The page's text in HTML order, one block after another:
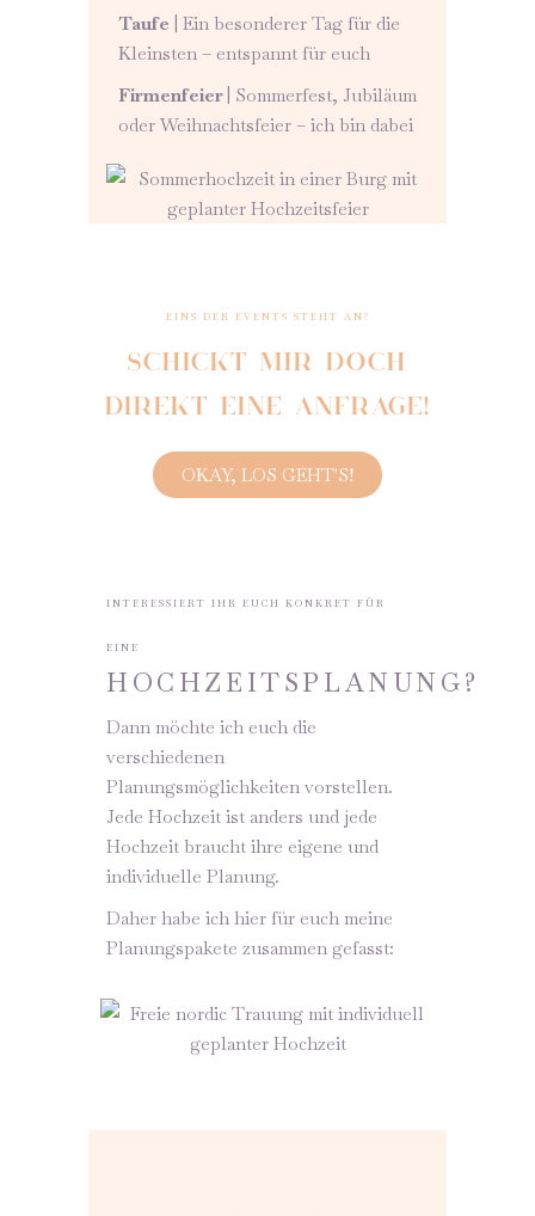
Taufe | Ein besonderer Tag für die
Kleinsten – entspannt für euch
Firmenfeier | Sommerfest, Jubiläum
oder Weihnachtsfeier – ich bin dabei
EINS DER EVENTS STEHT AN?
SCHICKT MIR DOCH
DIREKT EINE ANFRAGE!
OKAY, LOS GEHT'S!
INTERESSIERT IHR EUCH KONKRET FÜR
EINE
HOCHZEITSPLANUNG?
Dann möchte ich euch die
verschiedenen
Planungsmöglichkeiten vorstellen.
Jede Hochzeit ist anders und jede
Hochzeit braucht ihre eigene und
individuelle Planung.
Daher habe ich hier für euch meine
Planungspakete zusammen gefasst: